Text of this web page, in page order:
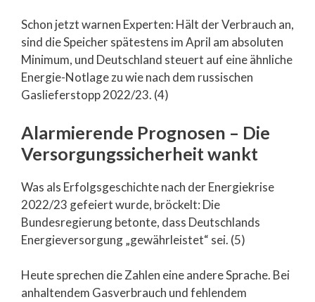
Schon jetzt warnen Experten: Hält der Verbrauch an,
sind die Speicher spätestens im April am absoluten
Minimum, und Deutschland steuert auf eine ähnliche
Energie-Notlage zu wie nach dem russischen
Gaslieferstopp 2022/23. (4)
Alarmierende Prognosen – Die
Versorgungssicherheit wankt
Was als Erfolgsgeschichte nach der Energiekrise
2022/23 gefeiert wurde, bröckelt: Die
Bundesregierung betonte, dass Deutschlands
Energieversorgung „gewährleistet“ sei. (5)
Heute sprechen die Zahlen eine andere Sprache. Bei
anhaltendem Gasverbrauch und fehlendem